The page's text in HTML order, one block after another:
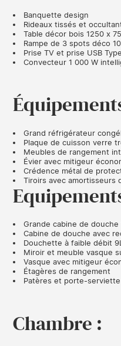
Banquette design
Rideaux tissés et
Table décor bois 1250 x
Rampe de 3 spots déco
Prise TV et prise USB
Convecteur 1 000 W
Grand réfrigérateur
Plaque de cuisson verre
Meubles de rangement
Évier avec mitigeur
Crédence métal de
Tiroirs avec amortisseurs
Grande cabine de douche
Cabine de douche avec
Douchette à faible débit
Miroir et meuble vasque
Vasque avec mitigeur
Étagères de rangement
Patères et porte-serviette
Chambre :